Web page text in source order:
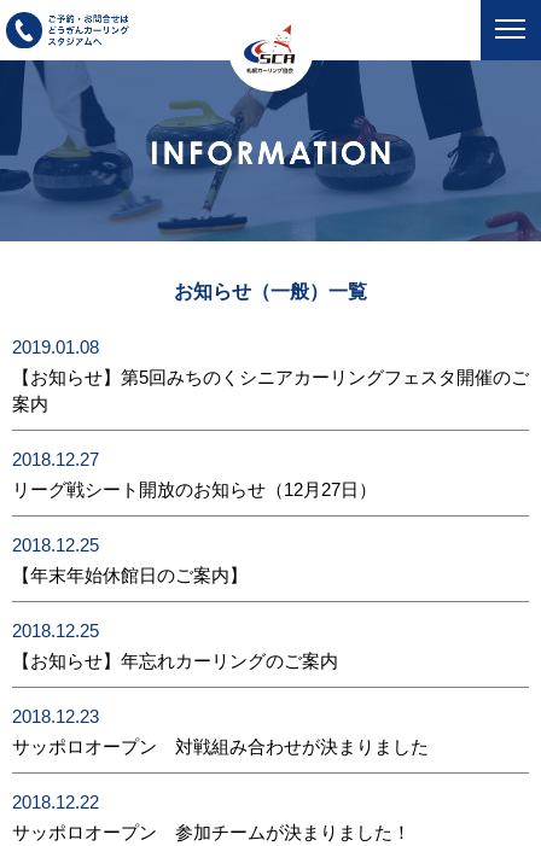
お知らせ（一般）一覧
2019.01.08
【お知らせ】第5回みちのくシニアカーリングフェスタ開催のご
案内
2018.12.27
リーグ戦シート開放のお知らせ（12月27日）
2018.12.25
【年末年始休館日のご案内】
2018.12.25
【お知らせ】年忘れカーリングのご案内
2018.12.23
サッポロオープン 対戦組み合わせが決まりました
2018.12.22
サッポロオープン 参加チームが決まりました！